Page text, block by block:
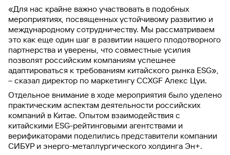
«Для нас крайне важно участвовать в подобных
мероприятиях, посвященных устойчивому развитию и
международному сотрудничеству. Мы рассматриваем
это как еще один шаг в развитии нашего плодотворного
партнерства и уверены, что совместные усилия
позволят российским компаниям успешнее
адаптироваться к требованиям китайского рынка ESG»,
– сказал директор по маркетингу CCXGF Алекс Цуи.
Отдельное внимание в ходе мероприятия было уделено
практическим аспектам деятельности российских
компаний в Китае. Опытом взаимодействия с
китайскими ESG-рейтинговыми агентствами и
верификаторами поделились представители компании
СИБУР и энерго-металлургического холдинга Эн+.